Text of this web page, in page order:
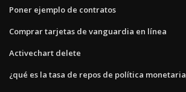
Poner ejemplo de contratos
Comprar tarjetas de vanguardia en línea
Activechart delete
¿qué es la tasa de repos de política monetaria_